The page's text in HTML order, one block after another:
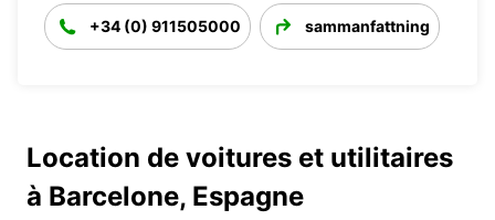
+34 (0) 911505000 sammanfattning
Location de voitures et utilitaires
à Barcelone, Espagne